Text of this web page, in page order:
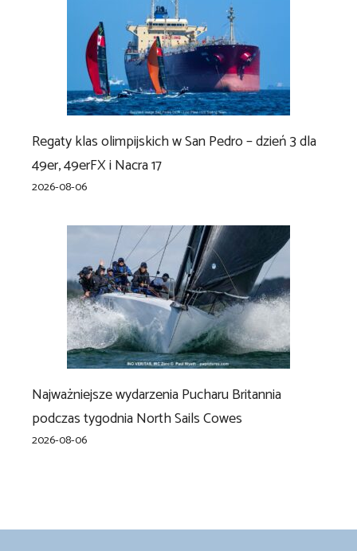
Regaty klas olimpijskich w San Pedro – dzień 3 dla
49er, 49erFX i Nacra 17
2026-08-06
Najważniejsze wydarzenia Pucharu Britannia
podczas tygodnia North Sails Cowes
2026-08-06